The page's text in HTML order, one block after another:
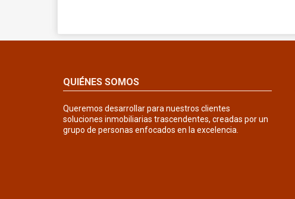
QUIÉNES SOMOS
Queremos desarrollar para nuestros clientes
soluciones inmobiliarias trascendentes, creadas por un
grupo de personas enfocados en la excelencia.